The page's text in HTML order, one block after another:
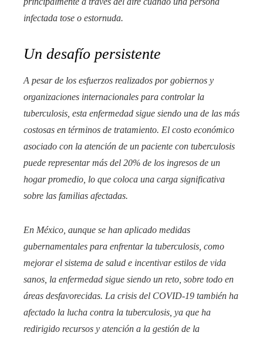
infectada tose o estornuda.
Un desafío persistente
A pesar de los esfuerzos realizados por gobiernos y
organizaciones internacionales para controlar la
tuberculosis, esta enfermedad sigue siendo una de las más
costosas en términos de tratamiento. El costo económico
asociado con la atención de un paciente con tuberculosis
puede representar más del 20% de los ingresos de un
hogar promedio, lo que coloca una carga significativa
sobre las familias afectadas.
En México, aunque se han aplicado medidas
gubernamentales para enfrentar la tuberculosis, como
mejorar el sistema de salud e incentivar estilos de vida
sanos, la enfermedad sigue siendo un reto, sobre todo en
áreas desfavorecidas. La crisis del COVID-19 también ha
afectado la lucha contra la tuberculosis, ya que ha
redirigido recursos y atención a la gestión de la